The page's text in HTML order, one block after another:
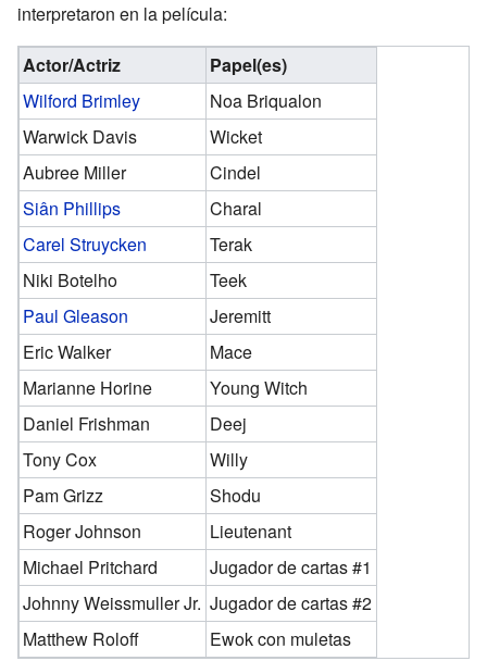
interpretaron en la película:
Actor/Actriz
Papel(es)
Wilford Brimley
Noa Briqualon
Warwick Davis
Wicket
Aubree Miller
Cindel
Siân Phillips
Charal
Carel Struycken
Terak
Niki Botelho
Teek
Paul Gleason
Jeremitt
Eric Walker
Mace
Marianne Horine
Young Witch
Daniel Frishman
Deej
Tony Cox
Willy
Pam Grizz
Shodu
Roger Johnson
Lieutenant
Michael Pritchard
Jugador de cartas #1
Johnny Weissmuller Jr. Jugador de cartas #2
Matthew Roloff
Ewok con muletas